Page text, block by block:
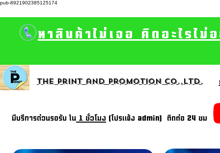
pub-8921902385125174
หาสินค้าไม่เจอ คิดอะไรไ
The print and promotion CO.,Ltd.
มีบรีการด่วนรอรับ ใน 1 ชั่วโมง (โปรแจ้ง admin) ติดต่อ 24 ชม